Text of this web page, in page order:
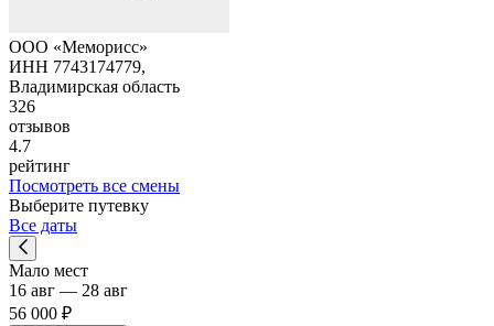
ООО «Меморисс»
ИНН 7743174779,
Владимирская область
326
отзывов
4.7
рейтинг
Посмотреть все смены
Выберите путевку
Все даты
Мало мест
16 авг — 28 авг
56 000 ₽